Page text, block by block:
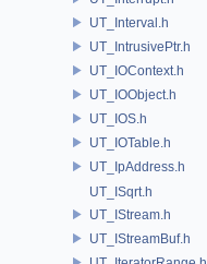
UT_Interval.h
UT_IntrusivePtr.h
UT_IOContext.h
UT_IOObject.h
UT_IOS.h
UT_IOTable.h
UT_IpAddress.h
UT_ISqrt.h
UT_IStream.h
UT_IStreamBuf.h